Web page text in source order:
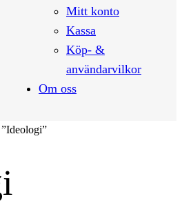
Mitt konto
Kassa
Köp- &
användarvilkor
Om oss